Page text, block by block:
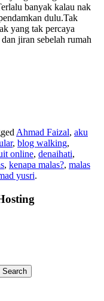
banyak kalau nak
dulu.Tak
yang tak percaya
jiran sebelah rumah
Ahmad Faizal, aku
, blog walking,
online, denaihati,
, kenapa malas?, malas
yusri.